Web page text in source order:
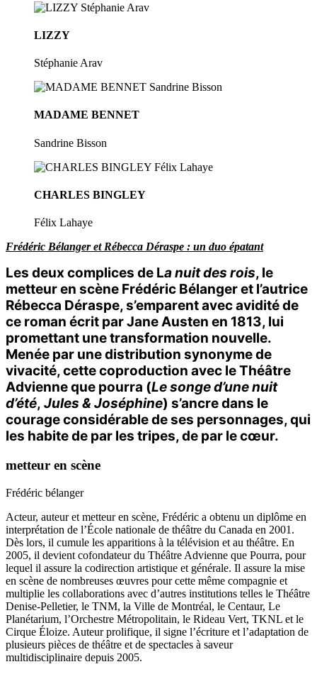
LIZZY
Stéphanie Arav
MADAME BENNET
Sandrine Bisson
CHARLES BINGLEY
Félix Lahaye
Frédéric Bélanger et Rébecca Déraspe : un duo épatant
Les deux complices de La nuit des rois, le
metteur en scène Frédéric Bélanger et l’autrice
Rébecca Déraspe, s’emparent avec avidité de
ce roman écrit par Jane Austen en 1813, lui
promettant une transformation nouvelle.
Menée par une distribution synonyme de
vivacité, cette coproduction avec le Théâtre
Advienne que pourra (Le songe d’une nuit
d’été, Jules & Joséphine) s’ancre dans le
courage considérable de ses personnages, qui
les habite de par les tripes, de par le cœur.
metteur en scène
Frédéric bélanger
Acteur, auteur et metteur en scène, Frédéric a obtenu un diplôme en
interprétation de l’École nationale de théâtre du Canada en 2001.
Dès lors, il cumule les apparitions à la télévision et au théâtre. En
2005, il devient cofondateur du Théâtre Advienne que Pourra, pour
lequel il assure la codirection artistique et générale. Il assure la mise
en scène de nombreuses œuvres pour cette même compagnie et
multiplie les collaborations avec d’autres institutions telles le Théâtre
Denise-Pelletier, le TNM, la Ville de Montréal, le Centaur, Le
Planétarium, l’Orchestre Métropolitain, le Rideau Vert, TKNL et le
Cirque Éloize. Auteur prolifique, il signe l’écriture et l’adaptation de
plusieurs pièces de théâtre et de spectacles à saveur
multidisciplinaire depuis 2005.